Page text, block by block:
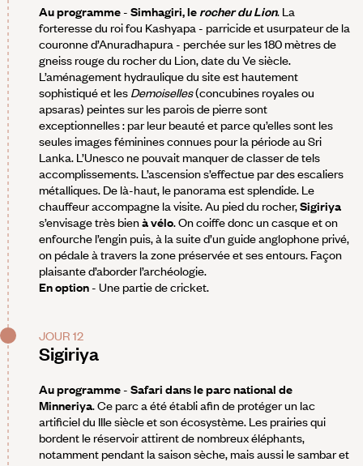
Au programme- Simhagiri, le rocher du Lion. La
forteresse du roi fou Kashyapa - parricide et usurpateur de la
couronne d’Anuradhapura - perchée sur les 180 mètres de
gneiss rouge du rocher du Lion, date du Ve siècle.
L’aménagement hydraulique du site est hautement
sophistiqué et les Demoiselles(concubines royales ou
apsaras) peintes sur les parois de pierre sont
exceptionnelles : par leur beauté et parce qu’elles sont les
seules images féminines connues pour la période au Sri
Lanka. L’Unesco ne pouvait manquer de classer de tels
accomplissements. L’ascension s’effectue par des escaliers
métalliques. De là-haut, le panorama est splendide. Le
chauffeur accompagne la visite. Au pied du rocher,Sigiriya
s’envisage très bienà vélo. On coiffe donc un casque et on
enfourche l’engin puis, à la suite d’un guide anglophone privé,
on pédale à travers la zone préservée et ses entours. Façon
plaisante d’aborder l’archéologie.
En option- Une partie de cricket.
JOUR 12
Sigiriya
Au programme- Safari dans le parc national de
Minneriya. Ce parc a été établi afin de protéger un lac
artificiel du IIIe siècle et son écosystème. Les prairies qui
bordent le réservoir attirent de nombreux éléphants,
notamment pendant la saison sèche, mais aussi le sambar et